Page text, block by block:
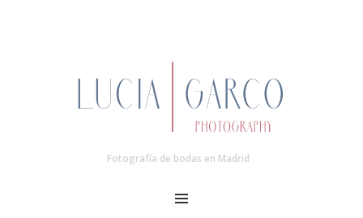
Fotografía de bodas en Madrid
MENU